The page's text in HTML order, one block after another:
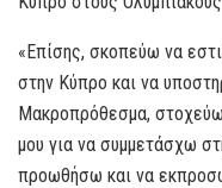
«Επίσης, σκοπεύω να
στην Κύπρο και να
Μακροπρόθεσμα,
μου για να συμμετάσχω
προωθήσω και να